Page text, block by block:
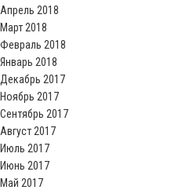
Апрель 2018
Март 2018
Февраль 2018
Январь 2018
Декабрь 2017
Ноябрь 2017
Сентябрь 2017
Август 2017
Июль 2017
Июнь 2017
Май 2017